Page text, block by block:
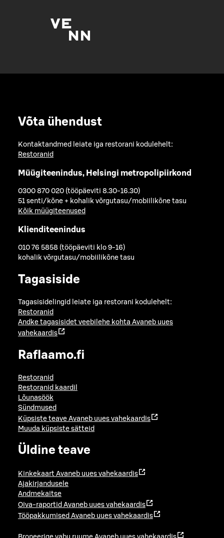
Võta ühendust
Kontaktandmed leiate iga restorani kodulehelt:
Restoranid
Müügiteenindus, Helsingi metropolipiirkond
0300 870 020 (tööpäeviti 8.30-16.30)
51 senti/kõne + kohalik võrgutasu/mobiilikõne tasu
Kõik müügiteenused
Klienditeenindus
010 76 5858 (tööpäeviti klo 9-16)
kohalik võrgutasu/mobiilikõne tasu
Tagasiside
Tagasisidelingid leiate iga restorani kodulehelt:
Restoranid
Andke tagasisidet veebilehe kohta Avaneb uues
vahekaardis
Raflaamo.fi
Restoranid
Restoranid kaardil
Lõunasöök
Sündmused
Küpsiste teave Avaneb uues vahekaardis
Muuda küpsiste sätteid
Üldine teave
Kinkekaart Avaneb uues vahekaardis
Ajakirjandusele
Andmekaitse
Oiva-raportid Avaneb uues vahekaardis
Tööpakkumised Avaneb uues vahekaardis